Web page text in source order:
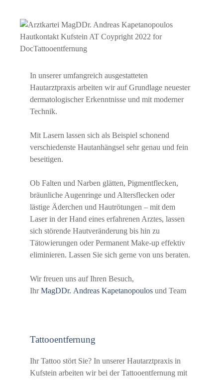
In unserer umfangreich ausgestatteten
Hautarztpraxis arbeiten wir auf Grundlage neuester
dermatologischer Erkenntnisse und mit moderner
Technik.
Mit Lasern lassen sich als Beispiel schonend
verschiedenste Hautanhängsel sehr genau und fein
beseitigen.
Ob Falten und Narben glätten, Pigmentflecken,
bräunliche Augenringe und Altersflecken oder
lästige Äderchen und Hautrötungen – mit dem
Laser in der Hand eines erfahrenen Arztes, lassen
sich störende Hautveränderung bis hin zu
Tätowierungen oder Permanent Make-up effektiv
eliminieren. Lassen Sie sich gerne von uns beraten.
Wir freuen uns auf Ihren Besuch,
IhrMagDDr. Andreas Kapetanopoulos und Team
Tattooentfernung
Ihr Tattoo stört Sie? In unserer Hautarztpraxis in
Kufstein arbeiten wir bei der Tattooentfernung mit